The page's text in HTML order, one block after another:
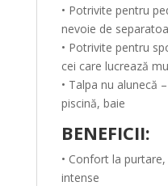
• Potrivite pentru
nevoie de
• Potrivite pentru
cei care lucrează
• Talpa nu alunecă
piscină, baie
BENEFICII:
• Confort la
intense